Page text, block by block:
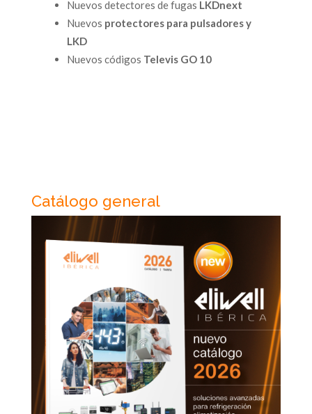
Nuevos detectores de fugas LKDnext
Nuevos protectores para pulsadores y
LKD
Nuevos códigos Televis GO 10
Catálogo general